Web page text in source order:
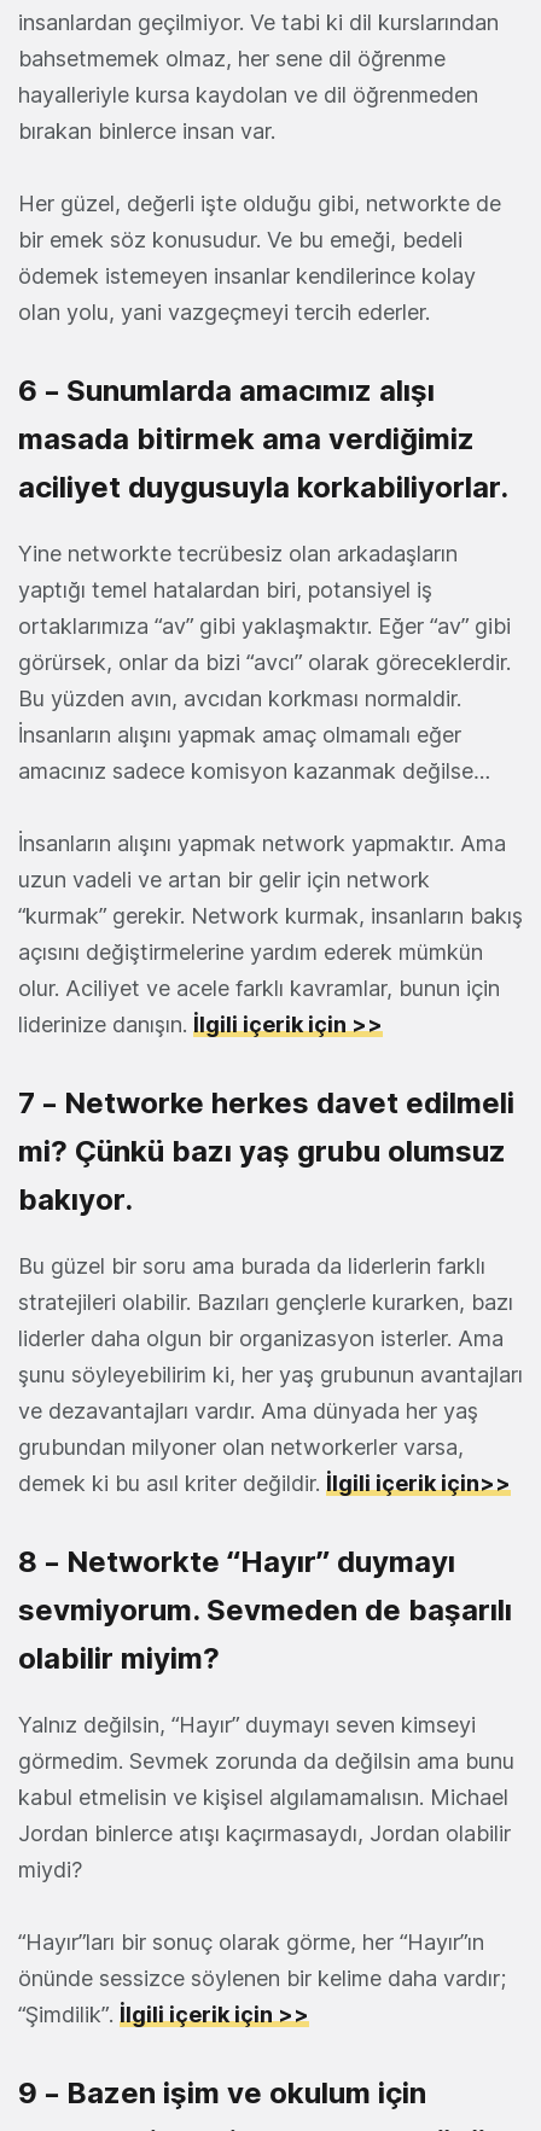
insanlardan geçilmiyor. Ve tabi ki dil kurslarından
bahsetmemek olmaz, her sene dil öğrenme
hayalleriyle kursa kaydolan ve dil öğrenmeden
bırakan binlerce insan var.
Her güzel, değerli işte olduğu gibi, networkte de
bir emek söz konusudur. Ve bu emeği, bedeli
ödemek istemeyen insanlar kendilerince kolay
olan yolu, yani vazgeçmeyi tercih ederler.
6 – Sunumlarda amacımız alışı
masada bitirmek ama verdiğimiz
aciliyet duygusuyla korkabiliyorlar.
Yine networkte tecrübesiz olan arkadaşların
yaptığı temel hatalardan biri, potansiyel iş
ortaklarımıza “av” gibi yaklaşmaktır. Eğer “av” gibi
görürsek, onlar da bizi “avcı” olarak göreceklerdir.
Bu yüzden avın, avcıdan korkması normaldir.
İnsanların alışını yapmak amaç olmamalı eğer
amacınız sadece komisyon kazanmak değilse…
İnsanların alışını yapmak network yapmaktır. Ama
uzun vadeli ve artan bir gelir için network
“kurmak” gerekir. Network kurmak, insanların bakış
açısını değiştirmelerine yardım ederek mümkün
olur. Aciliyet ve acele farklı kavramlar, bunun için
liderinize danışın. İlgili içerik için >>
7 – Networke herkes davet edilmeli
mi? Çünkü bazı yaş grubu olumsuz
bakıyor.
Bu güzel bir soru ama burada da liderlerin farklı
stratejileri olabilir. Bazıları gençlerle kurarken, bazı
liderler daha olgun bir organizasyon isterler. Ama
şunu söyleyebilirim ki, her yaş grubunun avantajları
ve dezavantajları vardır. Ama dünyada her yaş
grubundan milyoner olan networkerler varsa,
demek ki bu asıl kriter değildir. İlgili içerik için>>
8 – Networkte “Hayır” duymayı
sevmiyorum. Sevmeden de başarılı
olabilir miyim?
Yalnız değilsin, “Hayır” duymayı seven kimseyi
görmedim. Sevmek zorunda da değilsin ama bunu
kabul etmelisin ve kişisel algılamamalısın. Michael
Jordan binlerce atışı kaçırmasaydı, Jordan olabilir
miydi?
“Hayır”ları bir sonuç olarak görme, her “Hayır”ın
önünde sessizce söylenen bir kelime daha vardır;
“Şimdilik”. İlgili içerik için >>
9 – Bazen işim ve okulum için